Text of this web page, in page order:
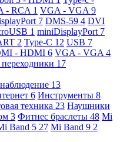
- RCA 1 VGA - VGA 9
7 DMS-59 4 DVI
1 miniDisplayPort 7
2 Type-C 12 USB 7
- HDMI 6 VGA - VGA 4
17
13
6 Инструменты 8
техника 23 Наушники
3 Фитнес браслеты 48 Mi
Band 5 27 Mi Band 9 2